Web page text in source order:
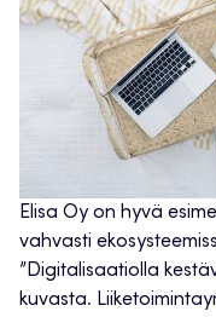
Elisa Oy on hyvä
vahvasti
”Digitalisaatiolla
kuvasta.